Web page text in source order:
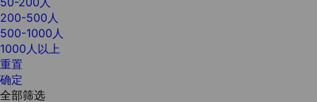
200-500人
500-1000人
1000人以上
重置
确定
全部筛选